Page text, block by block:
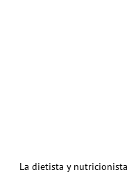
La dietista y